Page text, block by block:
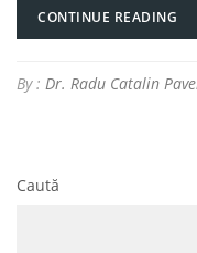
CONTINUE READING
By : Dr. Radu Catalin
Caută